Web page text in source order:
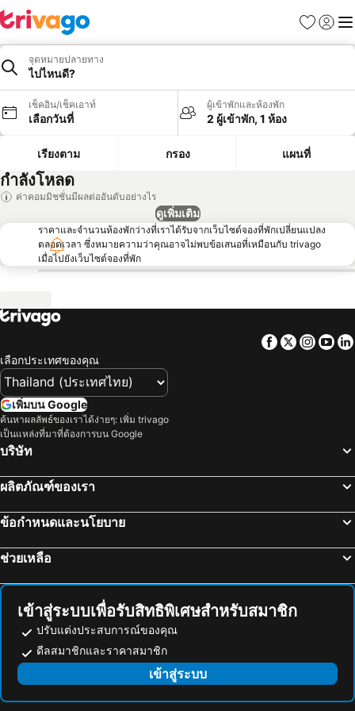
รายการโป
เข้าสู่ร
เมนู
จุดหมายปลายทาง
ไปไหนดี?
เช็คอิน/เช็คเอาท์
เลือกวันที่
ผู้เข้าพักและห้องพัก
2 ผู้เข้าพัก, 1 ห้อง
เรียงตาม กรอง แผนที่
กำลังโหลด
ค่าคอมมิชชั่นมีผลต่ออันดับอย่างไร
ดูเพิ่มเติม
ราคาและจำนวนห้องพักว่างที่เราได้รับจากเว็บไซต์จองที่พักเปลี่ยนแปลง
ตลอดเวลา ซึ่งหมายความว่าคุณอาจไม่พบข้อเสนอที่เหมือนกับ trivago
เมื่อไปยังเว็บไซต์จองที่พัก
Facebook
Twitter
เลือกประเทศของคุณ
เพิ่มบน Google
ค้นหาผลลัพธ์ของเราได้ง่ายๆ: เพิ่ม trivago
เป็นแหล่งที่มาที่ต้องการบน Google
บริษัท
ผลิตภัณฑ์ของเรา
ข้อกำหนดและนโยบาย
ช่วยเหลือ
เข้าสู่ระบบเพื่อรับสิทธิพิเศษสำหรับสมาชิก
ปรับแต่งประสบการณ์ของคุณ
ดีลสมาชิกและราคาสมาชิก
เข้าสู่ระบบ